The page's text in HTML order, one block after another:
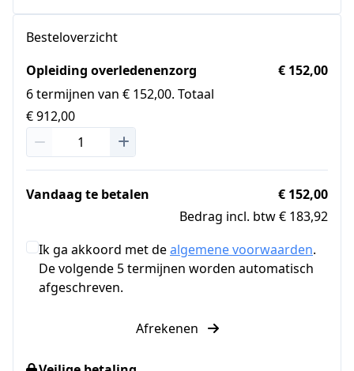
Besteloverzicht
Opleiding overledenenzorg
6 termijnen van € 152,00. Totaal
€ 912,00
€ 152,00
Vandaag te betalen
€ 152,00
Bedrag incl. btw € 183,92
Ik ga akkoord met dealgemene voorwaarden.
De volgende 5 termijnen worden automatisch
afgeschreven.
Afrekenen